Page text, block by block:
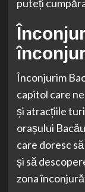
puteți
Înconjurim
capitol care
și atracțiile
orașului
care doresc
și să
zona